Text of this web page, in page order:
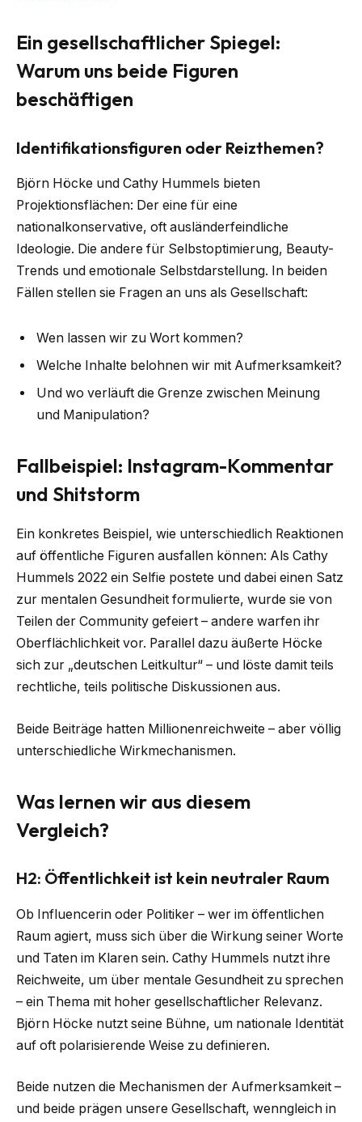
Ein gesellschaftlicher Spiegel:
Warum uns beide Figuren
beschäftigen
Identifikationsfiguren oder Reizthemen?
Björn Höcke und Cathy Hummels bieten
Projektionsflächen: Der eine für eine
nationalkonservative, oft ausländerfeindliche
Ideologie. Die andere für Selbstoptimierung, Beauty-
Trends und emotionale Selbstdarstellung. In beiden
Fällen stellen sie Fragen an uns als Gesellschaft:
Wen lassen wir zu Wort kommen?
Welche Inhalte belohnen wir mit Aufmerksamkeit?
Und wo verläuft die Grenze zwischen Meinung
und Manipulation?
Fallbeispiel: Instagram-Kommentar
und Shitstorm
Ein konkretes Beispiel, wie unterschiedlich Reaktionen
auf öffentliche Figuren ausfallen können: Als Cathy
Hummels 2022 ein Selfie postete und dabei einen Satz
zur mentalen Gesundheit formulierte, wurde sie von
Teilen der Community gefeiert – andere warfen ihr
Oberflächlichkeit vor. Parallel dazu äußerte Höcke
sich zur „deutschen Leitkultur“ – und löste damit teils
rechtliche, teils politische Diskussionen aus.
Beide Beiträge hatten Millionenreichweite – aber völlig
unterschiedliche Wirkmechanismen.
Was lernen wir aus diesem
Vergleich?
H2: Öffentlichkeit ist kein neutraler Raum
Ob Influencerin oder Politiker – wer im öffentlichen
Raum agiert, muss sich über die Wirkung seiner Worte
und Taten im Klaren sein. Cathy Hummels nutzt ihre
Reichweite, um über mentale Gesundheit zu sprechen
– ein Thema mit hoher gesellschaftlicher Relevanz.
Björn Höcke nutzt seine Bühne, um nationale Identität
auf oft polarisierende Weise zu definieren.
Beide nutzen die Mechanismen der Aufmerksamkeit –
und beide prägen unsere Gesellschaft, wenngleich in